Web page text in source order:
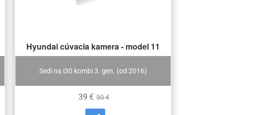
Sedí na i30 kombi 3. gen. (od 2016)
Hyundai cúvacia kamera - model 11
39 € 50 €